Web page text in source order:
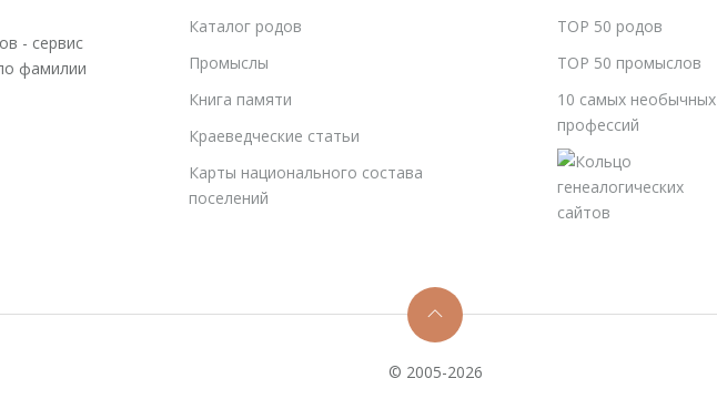
- сервис
фамилии
Каталог родов
Промыслы
Книга памяти
Краеведческие статьи
Карты национального состава
поселений
TOP 50 родов
TOP 50 промыслов
10 самых необычных
профессий
© 2005-2026